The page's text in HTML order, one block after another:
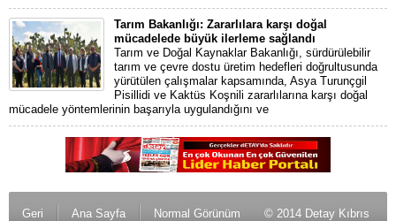
Tarım Bakanlığı: Zararlılara karşı doğal
mücadelede büyük ilerleme sağlandı
Tarım ve Doğal Kaynaklar Bakanlığı, sürdürülebilir
tarım ve çevre dostu üretim hedefleri doğrultusunda
yürütülen çalışmalar kapsamında, Asya Turunçgil
Pisillidi ve Kaktüs Koşnili zararlılarına karşı doğal
mücadele yöntemlerinin başarıyla uygulandığını ve
Geri Ana Sayfa Normal Görünüm © 2014 Detay Kıbrıs